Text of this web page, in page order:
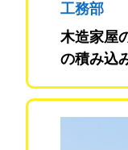
工務部
木造家屋
の積み込